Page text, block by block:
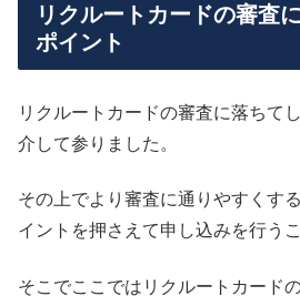
リクルートカードの審査
ポイント
リクルートカードの審査に落ちて
介して参りました。
その上でより審査に通りやすくす
イントを押さえて申し込みを行う
そこでここではリクルートカード